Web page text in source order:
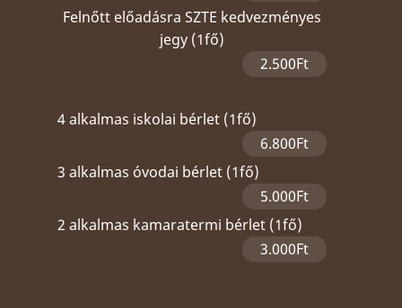
Felnőtt előadásra SZTE kedvezményes
jegy (1fő)
2.500Ft
4 alkalmas iskolai bérlet (1fő)
6.800Ft
3 alkalmas óvodai bérlet (1fő)
5.000Ft
2 alkalmas kamaratermi bérlet (1fő)
3.000Ft